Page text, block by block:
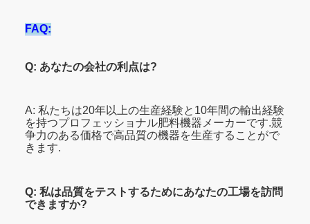
FAQ:
Q: あなたの会社の利点は?
A: 私たちは20年以上の生産経験と10年間の輸出経験
を持つプロフェッショナル肥料機器メーカーです.競
争力のある価格で高品質の機器を生産することがで
きます.
Q: 私は品質をテストするためにあなたの工場を訪問
できますか?